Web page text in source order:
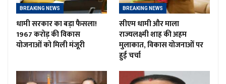
BREAKING NEWS
धामी सरकार का बड़ा फैसला!
1967 करोड़ की विकास
योजनाओं को मिली मंजूरी
BREAKING NEWS
सीएम धामी और माला
राज्यलक्ष्मी शाह की अहम
मुलाकात, विकास योजनाओं पर
हुई चर्चा